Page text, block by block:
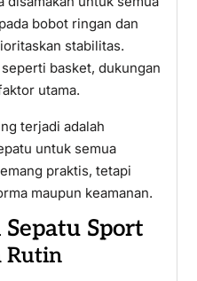
bobot ringan dan
stabilitas.
basket, dukungan
utama.
terjadi adalah
untuk semua
praktis, tetapi
maupun keamanan.
Sport
Rutin